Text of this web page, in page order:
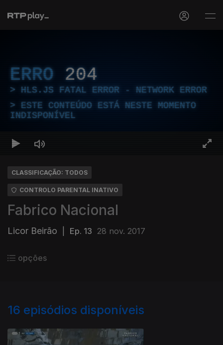
ERRO 204
HLS.JS FATAL ERROR - NETWORK ERROR
ESTE CONTEÚDO ESTÁ NESTE MOMENTO
INDISPONÍVEL
CLASSIFICAÇÃO: TODOS
CONTROLO PARENTAL INATIVO
Fabrico Nacional
Licor Beirão Ep. 13 28 nov. 2017
opções
16 episódios disponíveis